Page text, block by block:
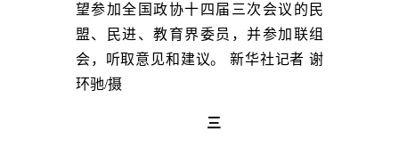
望参加全国政协十四届三次会议的民
盟、民进、教育界委员，并参加联组
会，听取意见和建议。 新华社记者 谢
环驰/摄
三